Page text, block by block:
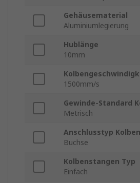
Gehäusematerial
Aluminiumlegierung
Hublänge
10mm
1500mm/s
Gewinde-Standard
Metrisch
Anschlusstyp
Buchse
Kolbenstangen Typ
Einfach